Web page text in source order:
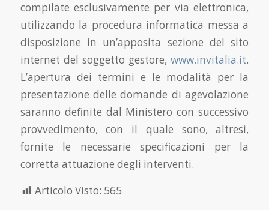
compilate esclusivamente per via elettronica,
utilizzando la procedura informatica messa a
disposizione in un’apposita sezione del sito
internet del soggetto gestore,www.invitalia.it.
L’apertura dei termini e le modalità per la
presentazione delle domande di agevolazione
saranno definite dal Ministero con successivo
provvedimento, con il quale sono, altresì,
fornite le necessarie specificazioni per la
corretta attuazione degli interventi.
Articolo Visto: 565